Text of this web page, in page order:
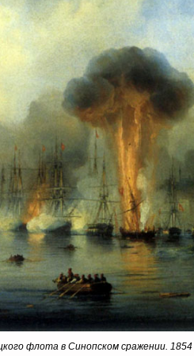
флота в Синопском сражении. 1854